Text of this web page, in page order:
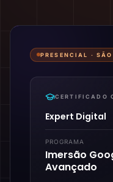
PRESENCIAL ·
CERTIFICADO
Expert Digital
PROGRAMA
Imersão
Avançado